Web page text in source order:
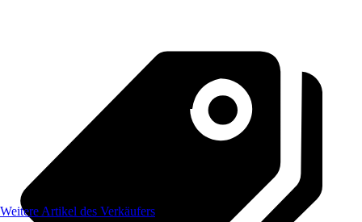
Weitere Artikel des Verkäufers